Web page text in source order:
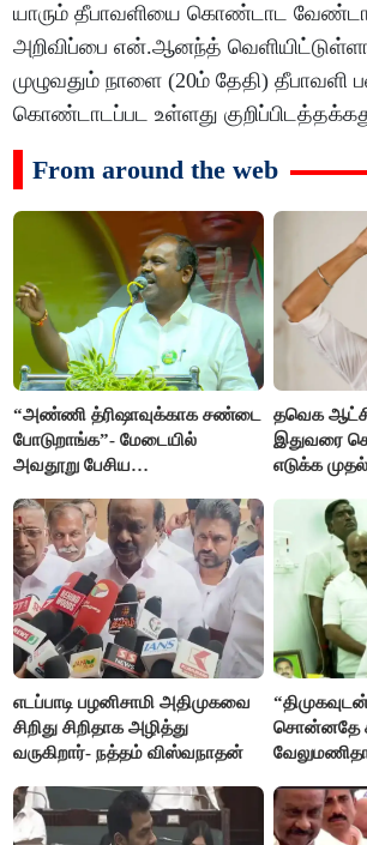
யாரும் தீபாவளியை கொண்டாட
அறிவிப்பை என்.ஆனந்த்
முழுவதும் நாளை (20ம் தேதி) தீபாவளி
கொண்டாடப்பட உள்ளது
From around the web
“அண்ணி த்ரிஷாவுக்காக சண்டை
போடுறாங்க”- மேடையில்
அவதூறு பேசிய
தவெக
இதுவரை
எடுக்க
எடப்பாடி பழனிசாமி அதிமுகவை
சிறிது சிறிதாக அழித்து
வருகிறார்- நத்தம் விஸ்வநாதன்
சொன்னதே